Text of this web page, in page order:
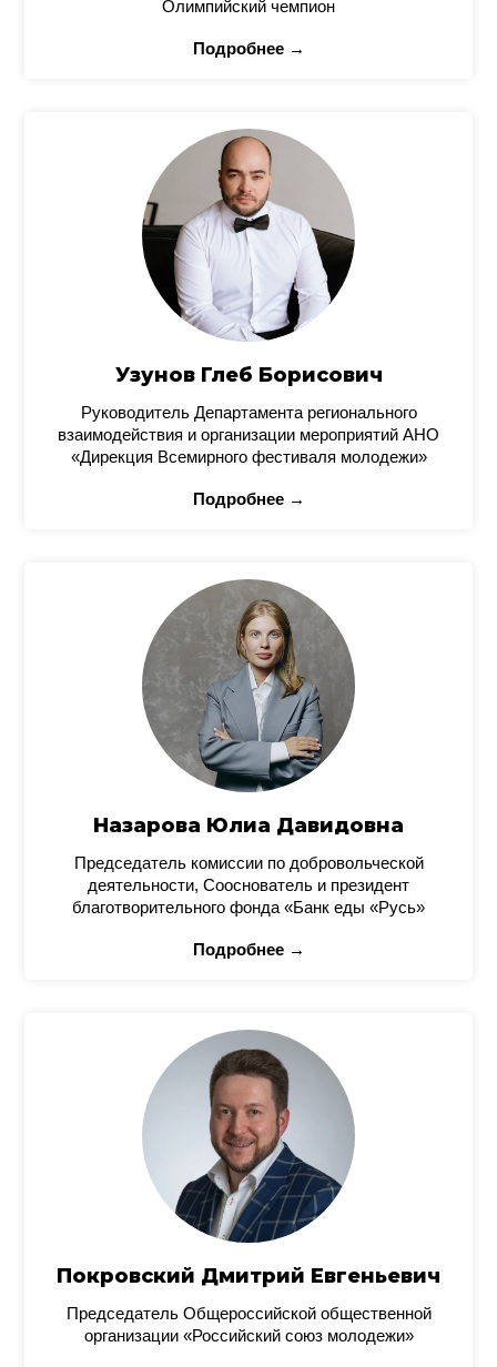
Олимпийский чемпион
Подробнее →
Узунов Глеб Борисович
Руководитель Департамента регионального
взаимодействия и организации мероприятий АНО
«Дирекция Всемирного фестиваля молодежи»
Подробнее →
Назарова Юлиа Давидовна
Председатель комиссии по добровольческой
деятельности, Сооснователь и президент
благотворительного фонда «Банк еды «Русь»
Подробнее →
Покровский Дмитрий Евгеньевич
Председатель Общероссийской общественной
организации «Российский союз молодежи»